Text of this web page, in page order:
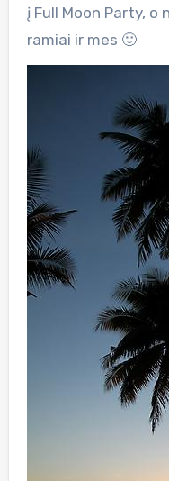
į Full Moon Party, o
ramiai ir mes 🙂